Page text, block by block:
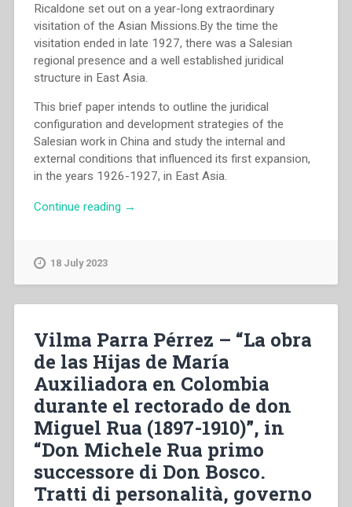
Ricaldone set out on a year-long extraordinary
visitation of the Asian Missions.By the time the
visitation ended in late 1927, there was a Salesian
regional presence and a well established juridical
structure in East Asia.
This brief paper intends to outline the juridical
configuration and development strategies of the
Salesian work in China and study the internal and
external conditions that influenced its first expansion,
in the years 1926-1927, in East Asia.
Continue reading “Carlo
province
and
the
expansion
of
the
salesian
work
in
east
→
18 July 2023
Vilma Parra Pérrez – “La obra
de las Hijas de María
Auxiliadora en Colombia
durante el rectorado de don
Miguel Rua (1897-1910)”, in
“Don Michele Rua primo
successore di Don Bosco.
Tratti di personalità, governo